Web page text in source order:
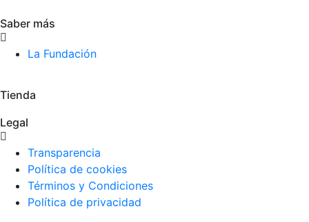
Saber más
La Fundación
Tienda
Legal
Transparencia
Política de cookies
Términos y Condiciones
Política de privacidad